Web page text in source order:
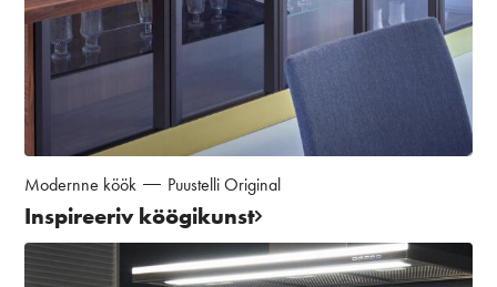
Modernne köök Puustelli Original
Inspireeriv köögikunst